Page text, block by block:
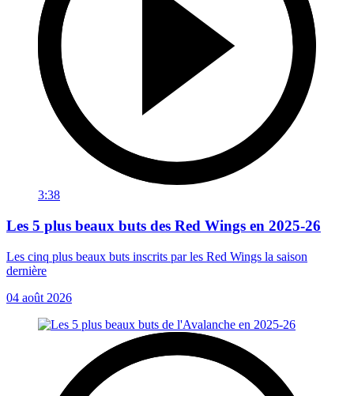
3:38
Les 5 plus beaux buts des Red Wings en 2025-26
Les cinq plus beaux buts inscrits par les Red Wings la saison
dernière
04 août 2026